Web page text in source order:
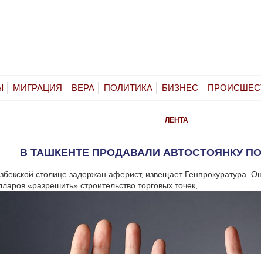
МИГРАЦИЯ ВЕРА ПОЛИТИКА БИЗНЕС
ЛЕНТА
В ТАШКЕНТЕ ПРОДАВАЛИ АВТОСТОЯНКУ
столице задержан аферист, извещает Генпрокуратура.
«разрешить» строительство торговых точек,